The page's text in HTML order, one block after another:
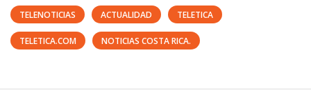
TELENOTICIAS ACTUALIDAD TELETICA
TELETICA.COM NOTICIAS COSTA RICA.